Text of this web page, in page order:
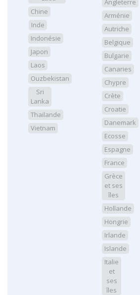
Chine
Inde
Indonésie
Japon
Laos
Ouzbekistan
Sri
Lanka
Thailande
Vietnam
Arménie
Autriche
Belgique
Bulgarie
Canaries
Chypre
Crète
Croatie
Danemark
Ecosse
Espagne
France
Grèce
et ses
îles
Hollande
Hongrie
Irlande
Islande
Italie
et
ses
îles